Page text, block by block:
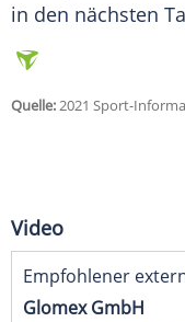
in den nächsten
Quelle:2021 Sport-
Video
Empfohlener
Glomex GmbH